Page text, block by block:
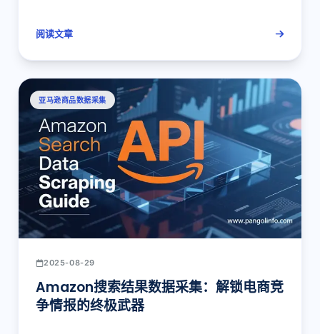
阅读文章
亚马逊商品数据采集
2025-08-29
Amazon搜索结果数据采集：解锁电商竞
争情报的终极武器